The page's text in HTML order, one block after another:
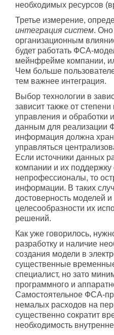
необходимых ресурсов
Третье измерение,
интеграция систем. Оно
организационным
будет работать ФСА-
мейнфрейме компании,
Чем больше
тем важнее интеграция.
Выбор технологии в
зависит также от
управления и обработки
данным для реализации
информация должна
управляться
Если источники данных
компании и их
непрофессионалы, то
информации. В таких
достоверность моделей
целесообразности их
решений.
Как уже говорилось,
разработку и наличие
создания модели в
существенные
специалист, но зато
программного и
Самостоятельное ФСА-
немалых расходов на
существенно сократит
необходимость